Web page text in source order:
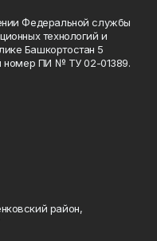
Федеральной службы
технологий и
Башкортостан 5
номер ПИ № ТУ 02-01389.
район,